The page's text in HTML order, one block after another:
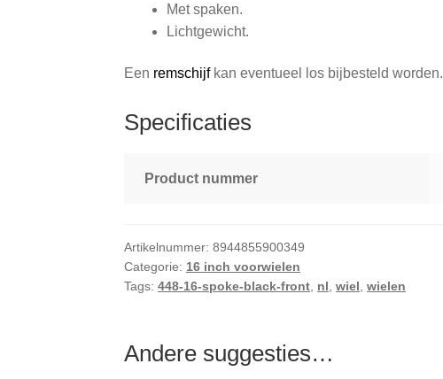
Met spaken.
Lichtgewicht.
Een remschijfkan eventueel los bijbesteld worden.
Specificaties
Product nummer
Artikelnummer:8944855900349
Categorie: 16 inch voorwielen
Tags:448-16-spoke-black-front nl ,wiel ,wielen
Andere suggesties…